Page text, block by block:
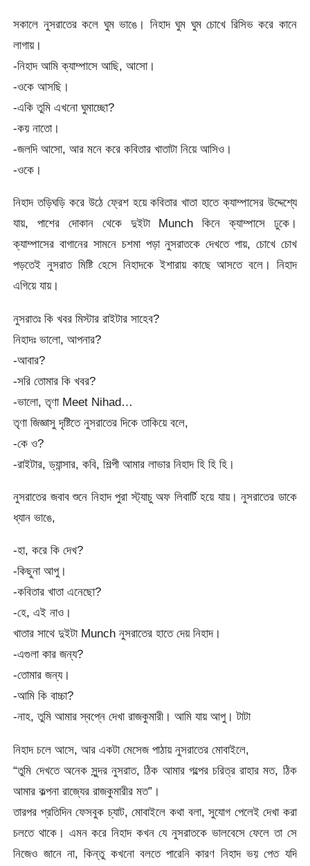
সকালে নুসরাতের কলে ঘুম ভাঙে। নিহাদ ঘুম ঘুম চোখে রিসিভ করে কানে
লাগায়।
-নিহাদ আমি ক্যাম্পাসে আছি, আসো।
-ওকে আসছি।
-একি তুমি এখনো ঘুমাচ্ছো?
-কয় নাতো।
-জলদি আসো, আর মনে করে কবিতার খাতাটা নিয়ে আসিও।
-ওকে।
নিহাদ তড়িঘড়ি করে উঠে ফ্রেশ হয়ে কবিতার খাতা হাতে ক্যাম্পাসের উদ্দেশ্যে
যায়, পাশের দোকান থেকে দুইটা Munch কিনে ক্যাম্পাসে ঢুকে।
ক্যাম্পাসের বাগানের সামনে চশমা পড়া নুসরাতকে দেখতে পায়, চোখে চোখ
পড়তেই নুসরাত মিষ্টি হেসে নিহাদকে ইশারায় কাছে আসতে বলে। নিহাদ
এগিয়ে যায়।
নুসরাতঃ কি খবর মিস্টার রাইটার সাহেব?
নিহাদঃ ভালো, আপনার?
-আবার?
-সরি তোমার কি খবর?
-ভালো, তৃণা Meet Nihad…
তৃণা জিজ্ঞাসু দৃষ্টিতে নুসরাতের দিকে তাকিয়ে বলে,
-কে ও?
-রাইটার, ড্যান্সার, কবি, শিল্পী আমার লাভার নিহাদ হি হি হি।
নুসরাতের জবাব শুনে নিহাদ পুরা স্ট্যাচু অফ লিবার্টি হয়ে যায়। নুসরাতের ডাকে
ধ্যান ভাঙে,
-হা, করে কি দেখ?
-কিছুনা আপু।
-কবিতার খাতা এনেছো?
-হে, এই নাও।
খাতার সাথে দুইটা Munch নুসরাতের হাতে দেয় নিহাদ।
-এগুলা কার জন্য?
-তোমার জন্য।
-আমি কি বাচ্চা?
-নাহ, তুমি আমার স্বপ্নে দেখা রাজকুমারী। আমি যায় আপু। টাটা
নিহাদ চলে আসে, আর একটা মেসেজ পাঠায় নুসরাতের মোবাইলে,
“তুমি দেখতে অনেক সুন্দর নুসরাত, ঠিক আমার গল্পের চরিত্র রাহার মত, ঠিক
আমার কল্পনা রাজ্যের রাজকুমারীর মত”।
তারপর প্রতিদিন ফেসবুক চ্যাট, মোবাইলে কথা বলা, সুযোগ পেলেই দেখা করা
চলতে থাকে। এমন করে নিহাদ কখন যে নুসরাতকে ভালবেসে ফেলে তা সে
নিজেও জানে না, কিন্তু কখনো বলতে পারেনি কারণ নিহাদ ভয় পেত যদি